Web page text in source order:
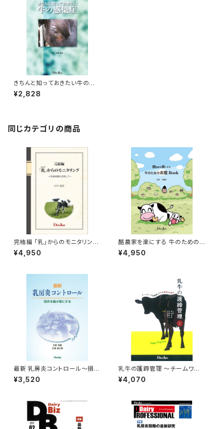
きちんと知っておきたい牛の感
染症
¥2,828
同じカテゴリの商品
完結編 「乳」からのモニタリング
～乳検成績を活用して～
¥4,950
酪農家を楽にする 牛のための
お産Book
¥4,950
最新 乳房炎コントロール～損失
を最小限にする～
¥3,520
乳牛の護蹄管理 ～チームワー
クを発揮して牛も農場も快適に
～
¥4,070